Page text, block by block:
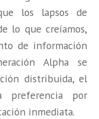
los lapsos de
lo que creíamos,
de información
Alpha se
distribuida, el
por
inmediata.